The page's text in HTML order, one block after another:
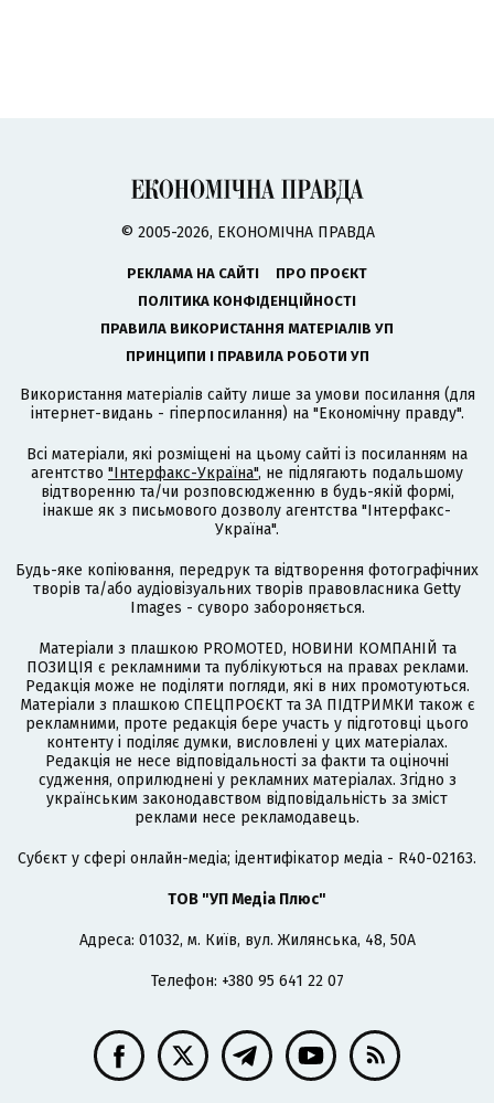
© 2005-2026, ЕКОНОМІЧНА ПРАВДА
РЕКЛАМА НА САЙТІ
ПРО ПРОЄКТ
ПОЛІТИКА КОНФІДЕНЦІЙНОСТІ
ПРАВИЛА ВИКОРИСТАННЯ МАТЕРІАЛІВ УП
ПРИНЦИПИ І ПРАВИЛА РОБОТИ УП
Використання матеріалів сайту лише за умови посилання (для
інтернет-видань - гіперпосилання) на "Економічну правду".
Всі матеріали, які розміщені на цьому сайті із посиланням на
агентство "Інтерфакс-Україна", не підлягають подальшому
відтворенню та/чи розповсюдженню в будь-якій формі,
інакше як з письмового дозволу агентства "Інтерфакс-
Україна".
Будь-яке копіювання, передрук та відтворення фотографічних
творів та/або аудіовізуальних творів правовласника Getty
Images - суворо забороняється.
Матеріали з плашкою PROMOTED, НОВИНИ КОМПАНІЙ та
ПОЗИЦІЯ є рекламними та публікуються на правах реклами.
Редакція може не поділяти погляди, які в них промотуються.
Матеріали з плашкою СПЕЦПРОЄКТ та ЗА ПІДТРИМКИ також є
рекламними, проте редакція бере участь у підготовці цього
контенту і поділяє думки, висловлені у цих матеріалах.
Редакція не несе відповідальності за факти та оціночні
судження, оприлюднені у рекламних матеріалах. Згідно з
українським законодавством відповідальність за зміст
реклами несе рекламодавець.
Cубєкт у сфері онлайн-медіа; ідентифікатор медіа - R40-02163.
ТОВ "УП Медіа Плюс"
Адреса: 01032, м. Київ, вул. Жилянська, 48, 50А
Телефон: +380 95 641 22 07